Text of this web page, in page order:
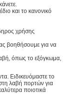
και το κανονικό
χρήσης
βοηθήσουμε για να
όπως το εξόγκωμα,
Ειδικευόμαστε το
λαβή πορτών για
ποιοτικά